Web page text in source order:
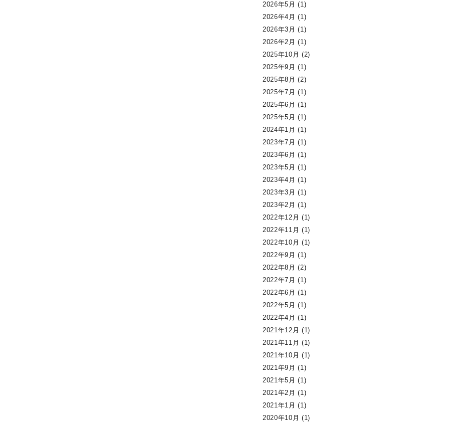
2026年5月 (1)
2026年4月 (1)
2026年3月 (1)
2026年2月 (1)
2025年10月 (2)
2025年9月 (1)
2025年8月 (2)
2025年7月 (1)
2025年6月 (1)
2025年5月 (1)
2024年1月 (1)
2023年7月 (1)
2023年6月 (1)
2023年5月 (1)
2023年4月 (1)
2023年3月 (1)
2023年2月 (1)
2022年12月 (1)
2022年11月 (1)
2022年10月 (1)
2022年9月 (1)
2022年8月 (2)
2022年7月 (1)
2022年6月 (1)
2022年5月 (1)
2022年4月 (1)
2021年12月 (1)
2021年11月 (1)
2021年10月 (1)
2021年9月 (1)
2021年5月 (1)
2021年2月 (1)
2021年1月 (1)
2020年10月 (1)